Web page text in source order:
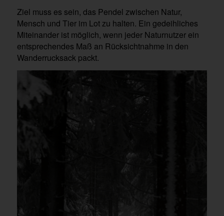
Ziel muss es sein, das Pendel zwischen Natur,
Mensch und Tier im Lot zu halten. Ein gedeihliches
Miteinander ist möglich, wenn jeder Naturnutzer ein
entsprechendes Maß an Rücksichtnahme in den
Wanderrucksack packt.